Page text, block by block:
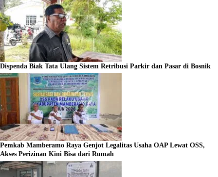
Dispenda Biak Tata Ulang Sistem Retribusi Parkir dan Pasar di Bosnik
Pemkab Mamberamo Raya Genjot Legalitas Usaha OAP Lewat OSS,
Akses Perizinan Kini Bisa dari Rumah